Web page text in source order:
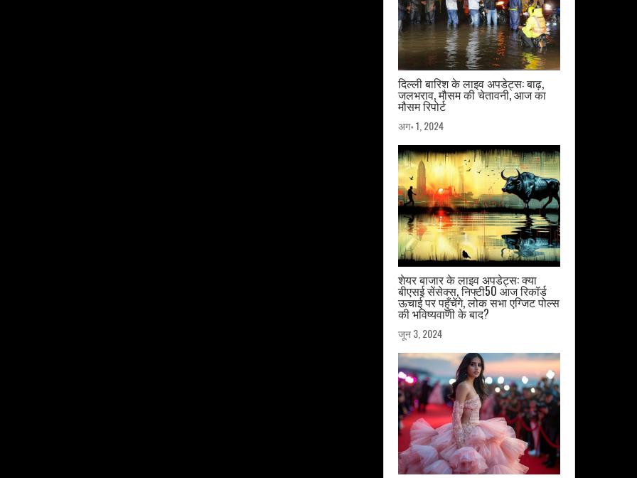
दिल्ली बारिश के लाइव अपडेट्स: बाढ़,
जलभराव, मौसम की चेतावनी, आज का
मौसम रिपोर्ट
अग॰ 1, 2024
शेयर बाजार के लाइव अपडेट्स: क्या
बीएसई सेंसेक्स, निफ्टी50 आज रिकॉर्ड
ऊचाई पर पहुँचेंगे, लोक सभा एग्जिट पोल्स
की भविष्यवाणी के बाद?
जून 3, 2024